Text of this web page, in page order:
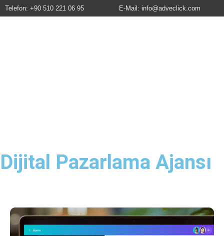
Telefon: +90 510 221 06 95 E-Mail: info@adveclick.com
Dijital Pazarlama Ajansı